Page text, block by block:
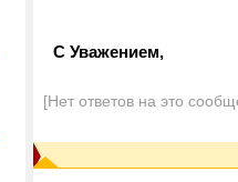
С Уважением,
[Нет ответов на это